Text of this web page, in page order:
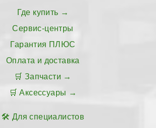
Где купить
Сервис-центры
Гарантия ПЛЮС
Оплата и доставка
Запчасти
Аксессуары
Для специалистов